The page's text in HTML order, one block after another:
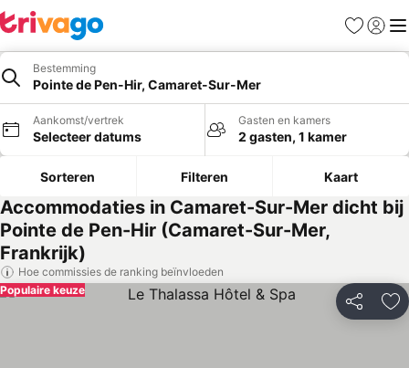
Favorieten
Bestemming
Pointe de Pen-Hir, Camaret-Sur-Mer
Aankomst/vertrek
Selecteer datums
Gasten en kamers
2 gasten, 1 kamer
Sorteren Filteren Kaart
Accommodaties in Camaret-Sur-Mer dicht bij
Pointe de Pen-Hir (Camaret-Sur-Mer,
Frankrijk)
Hoe commissies de ranking beïnvloeden
Delen
Populaire keuze